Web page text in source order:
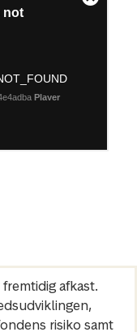
afkast.
risiko samt